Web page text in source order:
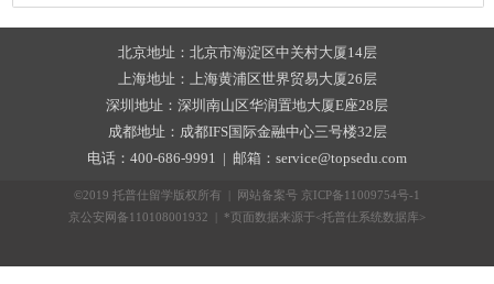
北京地址：北京市海淀区中关村大厦14层
上海地址：上海黄浦区世界贸易大厦26层
深圳地址：深圳南山区华润置地大厦E座28层
成都地址：成都IFS国际金融中心三号楼32层
电话：400-686-9991 | 邮箱：service@topsedu.com
©2019 托普仕留学版权所有 | 网站备案号 京ICP备11009754号-1
京公安网备110108001932 | *页面数据来源于<托普仕系统数据库>